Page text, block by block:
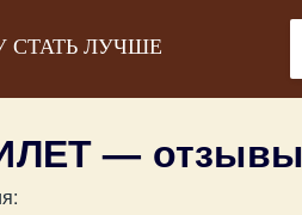
СТАТЬ ЛУЧШЕ
— отзывы